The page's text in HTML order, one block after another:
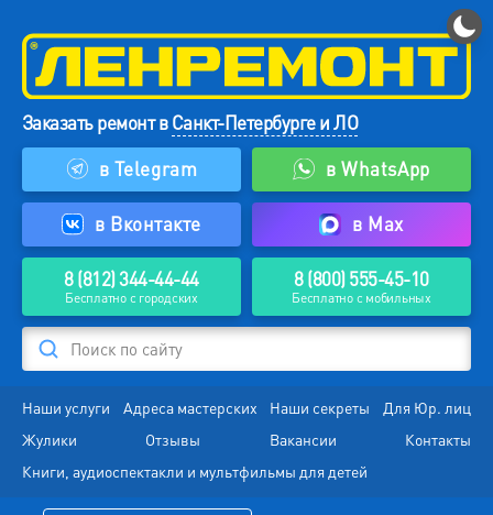
Заказать ремонт вСанкт-Петербурге и ЛО
в Telegram
в WhatsApp
в Вконтакте в Max
8 (812) 344-44-44
Бесплатно с городских
8 (800) 555-45-10
Бесплатно с мобильных
Поиск по сайту
Наши услуги Адреса мастерских Наши секреты
Для Юр. лиц
Жулики
Отзывы Вакансии
Контакты
Книги, аудиоспектакли и мультфильмы для детей